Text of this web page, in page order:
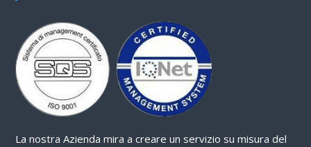
La nostra Azienda mira a creare un servizio su misura del